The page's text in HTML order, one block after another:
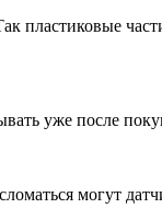
пластиковые
уже после
могут